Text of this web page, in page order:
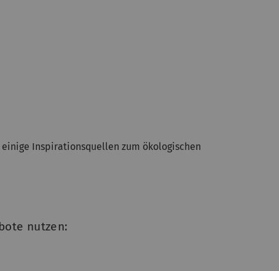
Inspirationsquellen zum ökologischen
nutzen: